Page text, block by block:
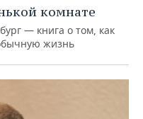
комнате
— книга о том, как
жизнь